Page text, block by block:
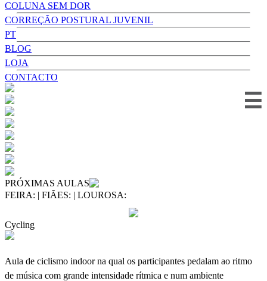
COLUNA SEM DOR
CORREÇÃO POSTURAL JUVENIL
PT
BLOG
LOJA
CONTACTO
☰
PRÓXIMAS AULAS
FEIRA: | FIÃES: | LOUROSA:
Cycling
Aula de ciclismo indoor na qual os participantes pedalam ao ritmo
de música com grande intensidade rítmica e num ambiente